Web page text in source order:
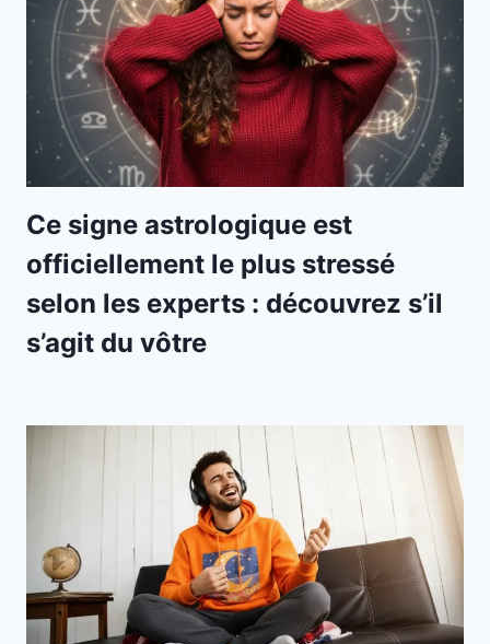
Ce signe astrologique est
officiellement le plus stressé
selon les experts : découvrez s’il
s’agit du vôtre